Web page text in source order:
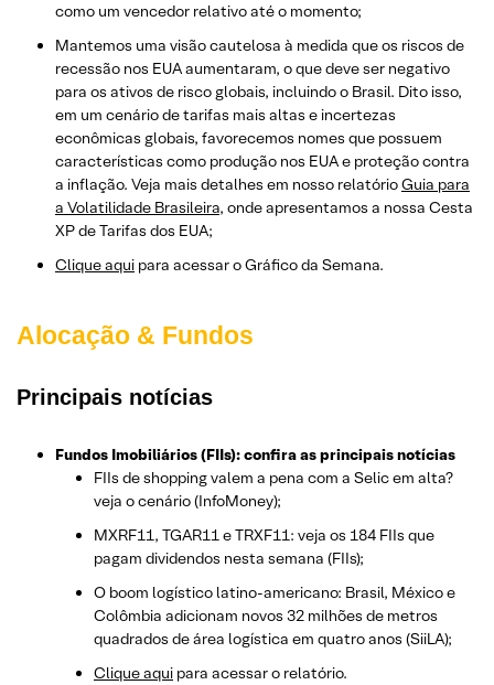
como um vencedor relativo até o momento;
Mantemos uma visão cautelosa à medida que os riscos de
recessão nos EUA aumentaram, o que deve ser negativo
para os ativos de risco globais, incluindo o Brasil. Dito isso,
em um cenário de tarifas mais altas e incertezas
econômicas globais, favorecemos nomes que possuem
características como produção nos EUA e proteção contra
a inflação. Veja mais detalhes em nosso relatórioGuia para
a Volatilidade Brasileira, onde apresentamos a nossa Cesta
XP de Tarifas dos EUA;
Clique aqui para acessar o Gráfico da Semana.
Alocação & Fundos
Principais notícias
Fundos Imobiliários (FIIs): confira as principais notícias
FIIs de shopping valem a pena com a Selic em alta?
veja o cenário (InfoMoney);
MXRF11, TGAR11 e TRXF11: veja os 184 FIIs que
pagam dividendos nesta semana (FIIs);
O boom logístico latino-americano: Brasil, México e
Colômbia adicionam novos 32 milhões de metros
quadrados de área logística em quatro anos (SiiLA);
Clique aqui para acessar o relatório.